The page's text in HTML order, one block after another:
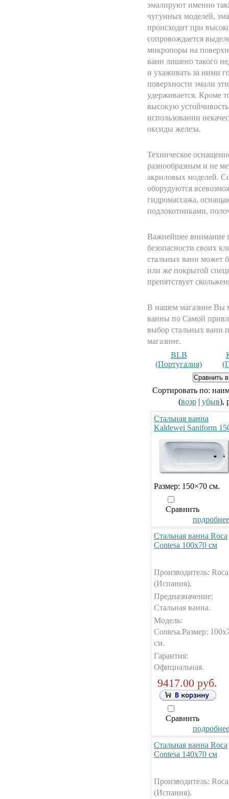
эмалируют именно
чугунных моделей,
происходит при
сопровождается
микропоры на
ванн лишено такого
и ухаживать за ними
поверхности эмали
удерживается. Кроме
высокую
использовании
оксиды железа.
Техническое
разнообразным и не
акриловых моделей.
оборудуются
гидромассажа,
подлокотниками,
Важнейшее внимание
безопасности своих
стальных ванн может
или же покрытой
препятствует
В нашем магазине Вы
ванны по Самой
выбор стальных ванн
магазине.
BLB
(Португалия)
Сортировать по:
(возр | убыв),
Стальная ванна
Kaldewei Saniform
Размер: 150×70 см.
Сравнить
Стальная ванна Roca
Contesa 100x70 см
Производитель: Roca
(Испания).
Предназначение:
Стальная ванна.
Модель:
Contesa.Размер:
см.
Гарантия:
Официальная.
9417.00 руб.
Сравнить
Стальная ванна Roca
Contesa 140x70 см
Производитель: Roca
(Испания).